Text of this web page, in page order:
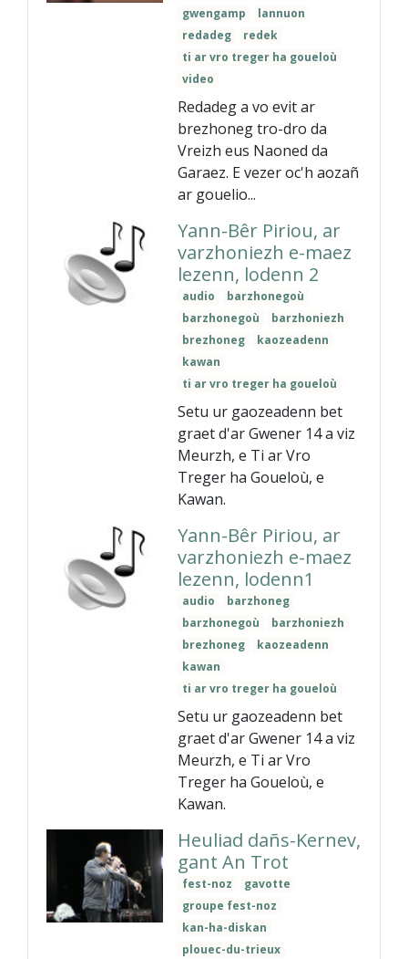
gwengamp
lannuon
redadeg
redek
ti ar vro treger ha goueloù
video
Redadeg a vo evit ar
brezhoneg tro-dro da
Vreizh eus Naoned da
Garaez. E vezer oc'h aozañ
ar gouelio...
Yann-Bêr Piriou, ar
varzhoniezh e-maez
lezenn, lodenn 2
audio
barzhonegoù
barzhonegoù
barzhoniezh
brezhoneg
kaozeadenn
kawan
ti ar vro treger ha goueloù
Setu ur gaozeadenn bet
graet d'ar Gwener 14 a viz
Meurzh, e Ti ar Vro
Treger ha Goueloù, e
Kawan.
Yann-Bêr Piriou, ar
varzhoniezh e-maez
lezenn, lodenn1
audio
barzhoneg
barzhonegoù
barzhoniezh
brezhoneg
kaozeadenn
kawan
ti ar vro treger ha goueloù
Setu ur gaozeadenn bet
graet d'ar Gwener 14 a viz
Meurzh, e Ti ar Vro
Treger ha Goueloù, e
Kawan.
Heuliad dañs-Kernev,
gant An Trot
fest-noz
gavotte
groupe fest-noz
kan-ha-diskan
plouec-du-trieux